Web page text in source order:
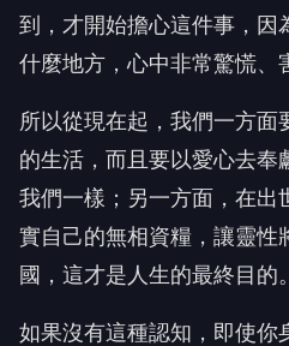
到，才開始擔心這件事，因
什麼地方，心中非常驚慌、
所以從現在起，我們一方
的生活，而且要以愛心去奉
我們一樣；另一方面，在出
實自己的無相資糧，讓靈性
國，這才是人生的最終目的。
如果沒有這種認知，即使你